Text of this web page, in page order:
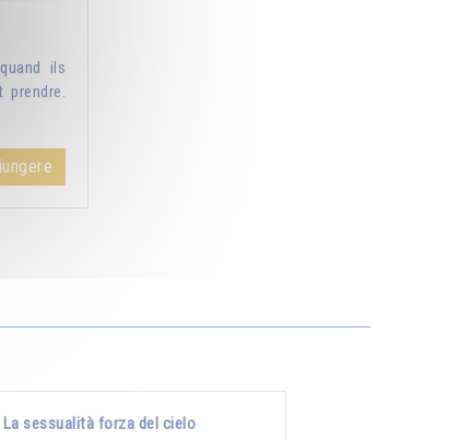
ils
prendre.
La sessualità forza del cielo